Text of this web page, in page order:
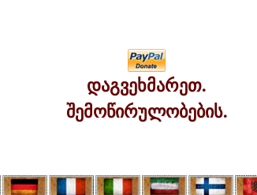
დაგვეხმარეთ.
შემოწირულობების.